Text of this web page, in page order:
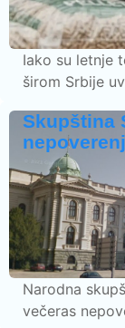
Iako su letnje
širom Srbije
Skupština
Narodna
večeras